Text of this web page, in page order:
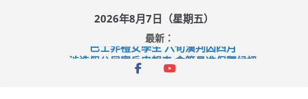
2026年8月7日（星期五）
最新：
巴士非禮女學生 六旬漢判囚四月
涉造假公屋富戶申報表 倉管員准保釋候訊